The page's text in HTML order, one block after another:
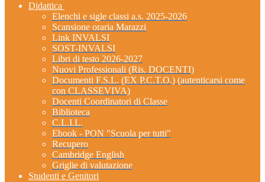
Didattica
Elenchi e sigle classi a.s. 2025-2026
Scansione oraria Marazzi
Link INVALSI
SOST-INVALSI
Libri di testo 2026-2027
Nuovi Professionali (Ris. DOCENTI)
Documenti F.S.L. (EX P.C.T.O.) (autenticarsi come
con CLASSEVIVA)
Docenti Coordinatori di Classe
Biblioteca
C.L.I.L.
Ebook - PON "Scuola per tutti"
Recupero
Cambridge English
Griglie di valutazione
Studenti e Genitori